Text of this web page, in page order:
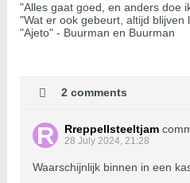
"Alles gaat goed, en anders doe
"Wat er ook gebeurt, altijd blijven
"Ajeto" - Buurman en Buurman
2 comments
Rreppellsteeltjam
28 July 2024, 21:28
Waarschijnlijk binnen in een